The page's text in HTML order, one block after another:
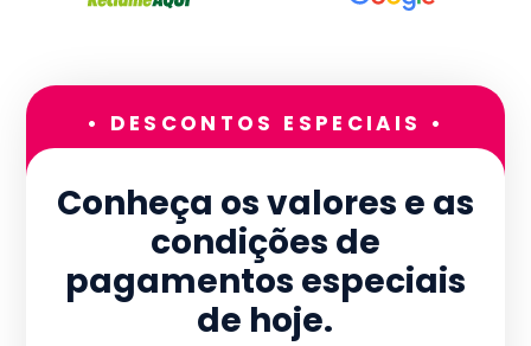
• DESCONTOS ESPECIAIS •
Conheça os valores e as
condições de
pagamentos especiais
de hoje.